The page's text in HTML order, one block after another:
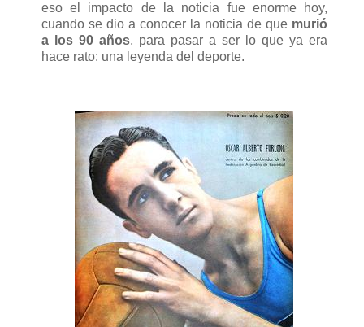
eso el impacto de la noticia fue enorme hoy,
cuando se dio a conocer la noticia de que murió
a los 90 años, para pasar a ser lo que ya era
hace rato: una leyenda del deporte.